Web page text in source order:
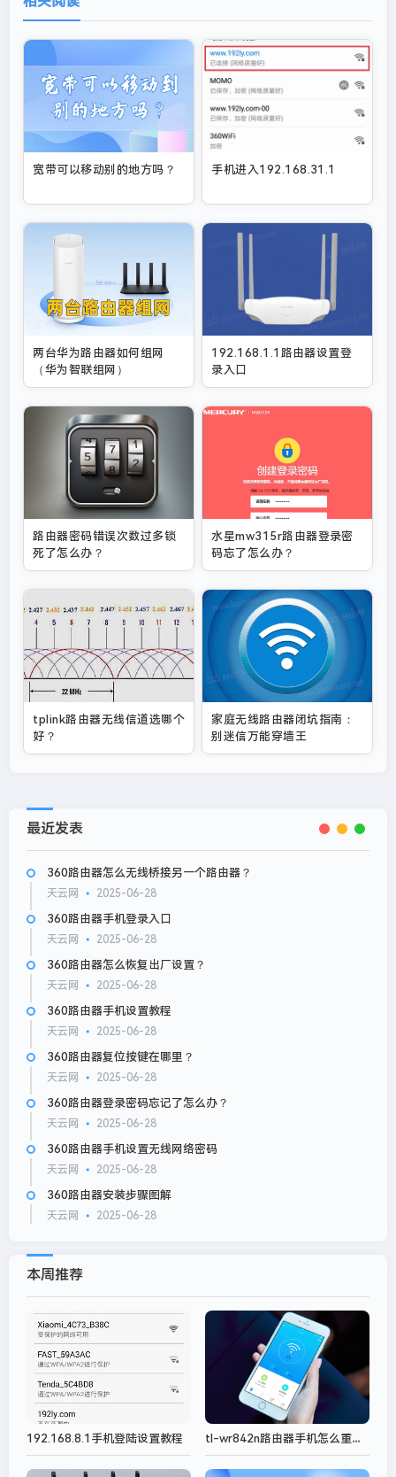
宽带可以移动别的地方吗？ 手机进入192.168.31.1
两台华为路由器如何组网
（华为智联组网）
192.168.1.1路由器设置登
录入口
路由器密码错误次数过多锁
死了怎么办？
水星mw315r路由器登录密
码忘了怎么办？
tplink路由器无线信道选哪个
好？
家庭无线路由器闭坑指南：
别迷信万能穿墙王
最近发表
360路由器怎么无线桥接另一个路由器？
天云网 2025-06-28
360路由器手机登录入口
天云网 2025-06-28
360路由器怎么恢复出厂设置？
天云网 2025-06-28
360路由器手机设置教程
天云网 2025-06-28
360路由器复位按键在哪里？
天云网 2025-06-28
360路由器登录密码忘记了怎么办？
天云网 2025-06-28
360路由器手机设置无线网络密码
天云网 2025-06-28
360路由器安装步骤图解
天云网 2025-06-28
本周推荐
192.168.8.1手机登陆设置教程 tl-wr842n路由器手机怎么重新设置密码？